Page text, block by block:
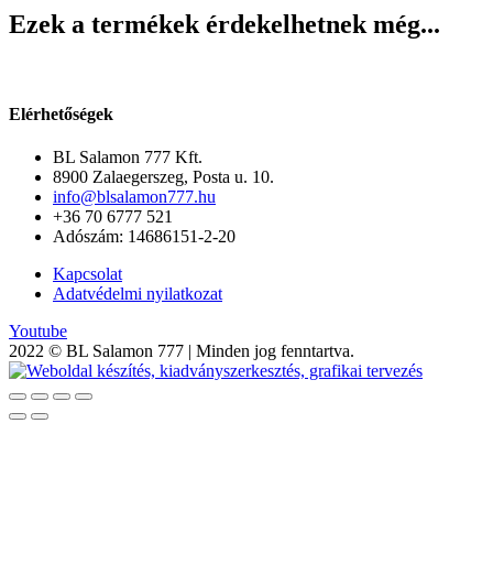
Ezek a termékek érdekelhetnek még...
Elérhetőségek
BL Salamon 777 Kft.
8900 Zalaegerszeg, Posta u. 10.
info@blsalamon777.hu
+36 70 6777 521
Adószám: 14686151-2-20
Kapcsolat
Adatvédelmi nyilatkozat
Youtube
2022 © BL Salamon 777 | Minden jog fenntartva.